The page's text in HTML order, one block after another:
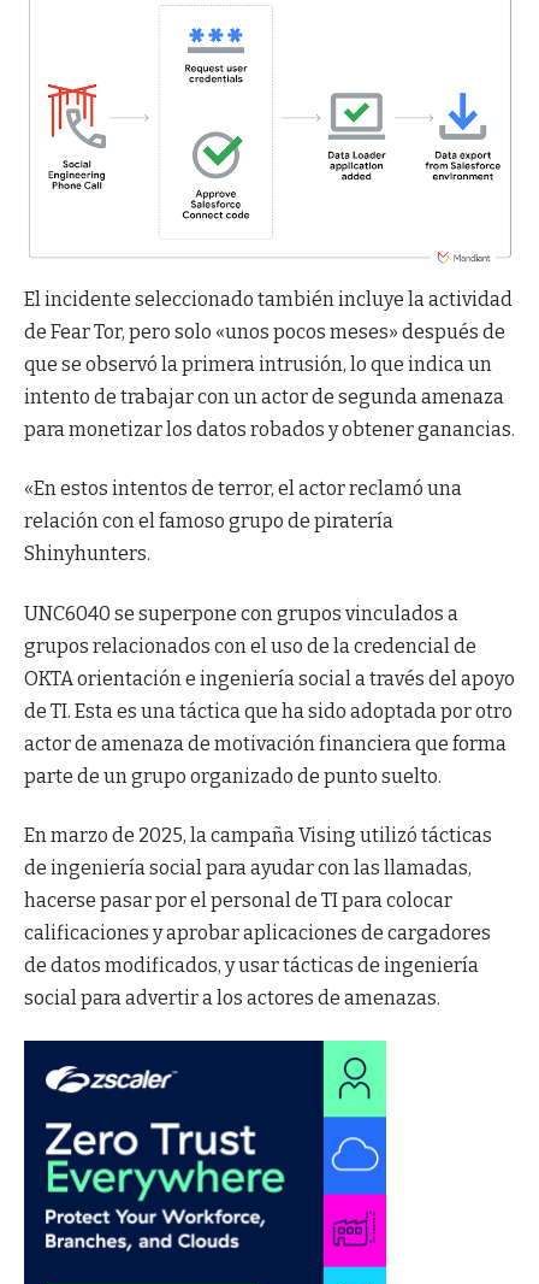
El incidente seleccionado también incluye la actividad
de Fear Tor, pero solo «unos pocos meses» después de
que se observó la primera intrusión, lo que indica un
intento de trabajar con un actor de segunda amenaza
para monetizar los datos robados y obtener ganancias.
«En estos intentos de terror, el actor reclamó una
relación con el famoso grupo de piratería
Shinyhunters.
UNC6040 se superpone con grupos vinculados a
grupos relacionados con el uso de la credencial de
OKTA orientación e ingeniería social a través del apoyo
de TI. Esta es una táctica que ha sido adoptada por otro
actor de amenaza de motivación financiera que forma
parte de un grupo organizado de punto suelto.
En marzo de 2025, la campaña Vising utilizó tácticas
de ingeniería social para ayudar con las llamadas,
hacerse pasar por el personal de TI para colocar
calificaciones y aprobar aplicaciones de cargadores
de datos modificados, y usar tácticas de ingeniería
social para advertir a los actores de amenazas.